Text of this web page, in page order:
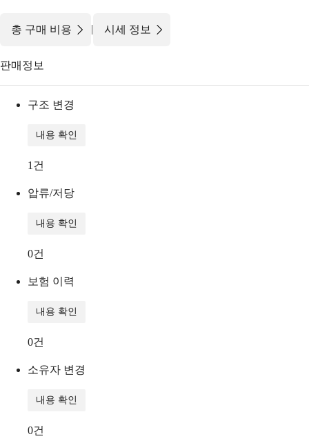
총 구매 비용 | 시세 정보
판매정보
구조 변경
내용 확인
1 건
압류/저당
내용 확인
0건
보험 이력
내용 확인
0건
소유자 변경
내용 확인
0건